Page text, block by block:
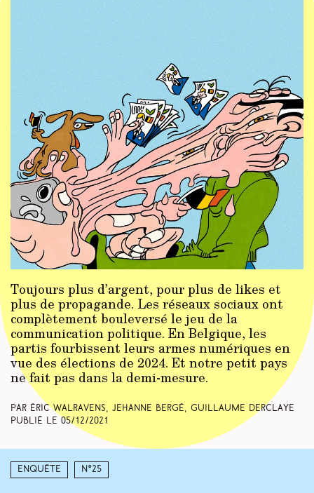
Toujours plus d’argent, pour plus de likes et
plus de propagande. Les réseaux sociaux ont
complètement bouleversé le jeu de la
communication politique. En Belgique, les
partis fourbissent leurs armes numériques en
vue des élections de 2024. Et notre petit pays
ne fait pas dans la demi-mesure.
Par Éric Walravens, Jehanne Bergé, Guillaume Derclaye
Publié le 05/12/2021
Enquête N°25